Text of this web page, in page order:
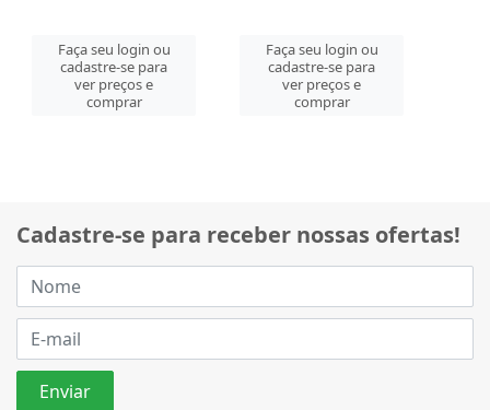
Faça seu login ou
cadastre-se para
ver preços e
comprar
Faça seu login ou
cadastre-se para
ver preços e
comprar
Cadastre-se para receber nossas ofertas!